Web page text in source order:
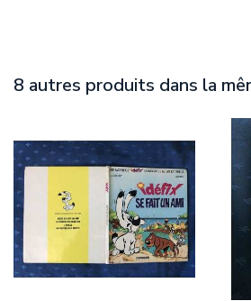
8 autres produits dans la